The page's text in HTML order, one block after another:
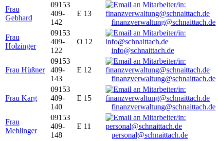
Frau
Gebhard
09153
409-
142
E 13
finanzverwaltung@schnaittach.de
Frau
Holzinger
09153
409-
122
O 12
info@schnaittach.de
Frau Hüßner
09153
409-
143
E 12
finanzverwaltung@schnaittach.de
Frau Karg
09153
409-
140
E 15
finanzverwaltung@schnaittach.de
Frau
Mehlinger
09153
409-
148
E 11
personal@schnaittach.de